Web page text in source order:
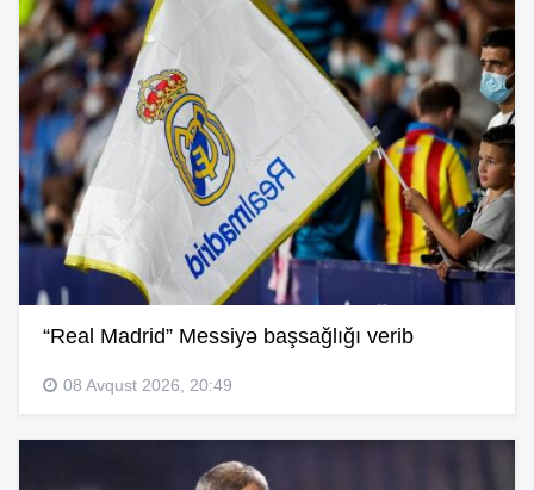
“Real Madrid” Messiyə başsağlığı verib
08 Avqust 2026, 20:49